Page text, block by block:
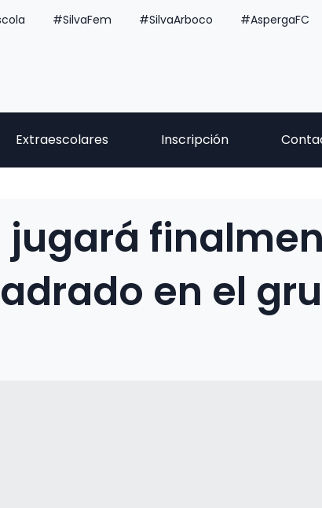
#SilvaFem #SilvaArboco #AspergaFC
Extraescolares Inscripción
jugará
en el